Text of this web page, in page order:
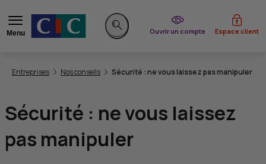
Menu
Rechercher sur le site
Ouvrir un compte
du CIC Espace client
Entreprises Nos conseils Sécurité : ne vous laissez pas manipuler
Sécurité : ne vous laissez
pas manipuler